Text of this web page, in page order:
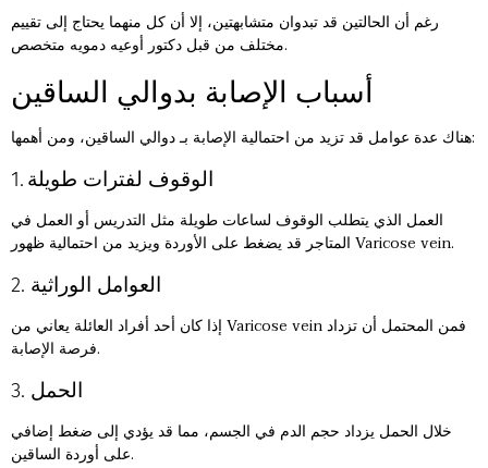
رغم أن الحالتين قد تبدوان متشابهتين، إلا أن كل منهما يحتاج إلى تقييم
مختلف من قبل دكتور أوعيه دمويه متخصص.
أسباب الإصابة بدوالي الساقين
هناك عدة عوامل قد تزيد من احتمالية الإصابة بـ دوالي الساقين، ومن أهمها:
1. الوقوف لفترات طويلة
العمل الذي يتطلب الوقوف لساعات طويلة مثل التدريس أو العمل في
المتاجر قد يضغط على الأوردة ويزيد من احتمالية ظهور Varicose vein.
2. العوامل الوراثية
إذا كان أحد أفراد العائلة يعاني من Varicose vein فمن المحتمل أن تزداد
فرصة الإصابة.
3. الحمل
خلال الحمل يزداد حجم الدم في الجسم، مما قد يؤدي إلى ضغط إضافي
على أوردة الساقين.